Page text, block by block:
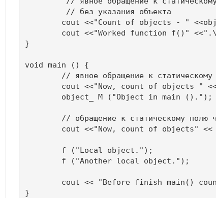
}
void main () {
        f ("Another local object.");
}